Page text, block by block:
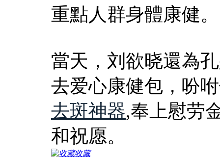
重點人群身體康健。
當天，刘欲晓還為
去爱心康健包，吩
去斑神器,奉上慰劳
和祝愿。
收藏